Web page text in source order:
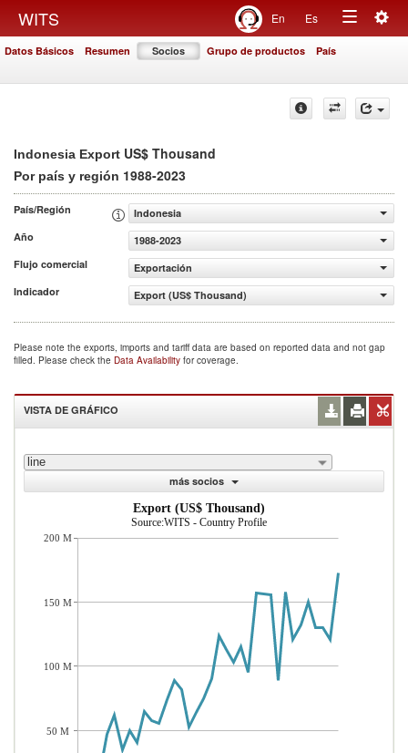
WITS En Es
Toggle
Datos Básicos Resumen Socios Grupo de productos País
Indonesia Export US$ Thousand
Por país y región 1988-2023
País/Región
Indonesia
Año
1988-2023
Flujo comercial
Exportación
Indicador
Export (US$ Thousand)
Please note the exports, imports and tariff data are based on reported data and not gap
filled. Please check the Data Availability for coverage.
VISTA DE GRÁFICO
line
más socios
Export (US$ Thousand)
Source:WITS - Country Profile
200 M
150 M
100 M
50 M